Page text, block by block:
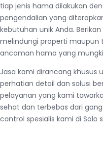
tiap jenis hama dilakukan
pengendalian yang
kebutuhan unik Anda.
melindungi properti maupun
ancaman hama yang
Jasa kami dirancang khusus
perhatian detail dan solusi
pelayanan yang kami
sehat dan terbebas dari
control spesialis kami di Solo